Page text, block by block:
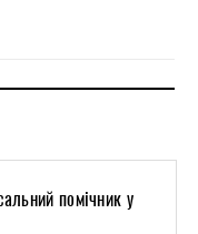
помічник у